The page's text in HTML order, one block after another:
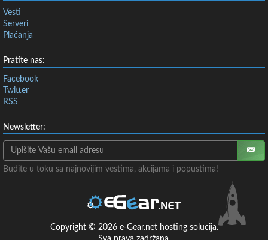
Vesti
Serveri
Plaćanja
Pratite nas:
Facebook
Twitter
RSS
Newsletter:
Budite u toku sa najnovijim vestima, akcijama i popustima!
Copyright © 2026 e-Gear.net hosting solucija.